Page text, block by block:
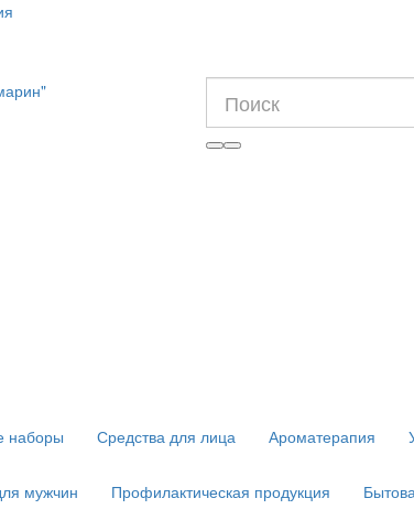
наборы
Средства для лица Ароматерапия
мужчин Профилактическая продукция